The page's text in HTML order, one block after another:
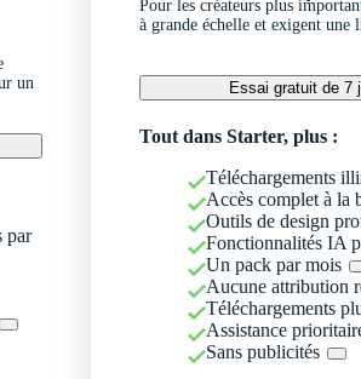
un
par
Pour les créateurs plus
à grande échelle et exigent une
Essai gratuit de 7
Tout dans Starter, plus :
Téléchargements
Accès complet à la
Outils de design
Fonctionnalités IA
Un pack par mois
Aucune attribution
Téléchargements
Assistance
Sans publicités